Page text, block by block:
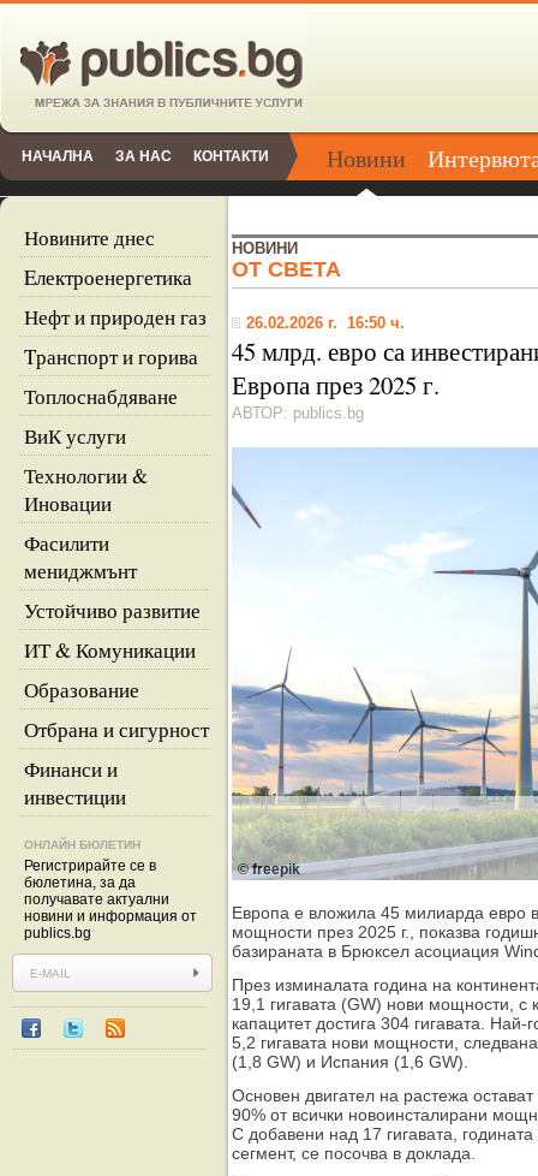
НАЧАЛНА ЗА НАС КОНТАКТИ Новини
Новините днес
Eлектроенергетика
Нефт и природен газ
Tранспорт и горива
Топлоснабдяване
ВиК услуги
Технологии &
Иновации
Фасилити
мениджмънт
Устойчиво развитие
ИТ & Комуникации
Образование
Отбрана и сигурност
Финанси и
инвестиции
ОНЛАЙН БЮЛЕТИН
Регистрирайте се в
бюлетина, за да
получавате актуални
новини и информация от
publics.bg
НОВИНИ
ОТ СВЕТА
26.02.2026 г. 16:50 ч.
45 млрд. евро са
Европа през 2025 г.
АВТОР: publics.bg
© freepik
Европа е вложила 45 милиарда евро
мощности през 2025 г., показва
базираната в Брюксел асоциация
През изминалата година на
19,1 гигавата (GW) нови мощности, с
капацитет достига 304 гигавата.
5,2 гигавата нови мощности,
(1,8 GW) и Испания (1,6 GW).
Основен двигател на растежа
90% от всички новоинсталирани
С добавени над 17 гигавата,
сегмент, се посочва в доклада.